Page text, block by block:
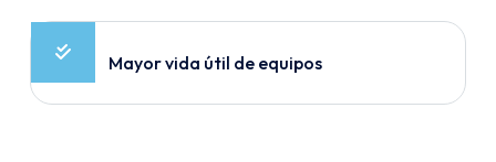
Mayor vida útil de equipos